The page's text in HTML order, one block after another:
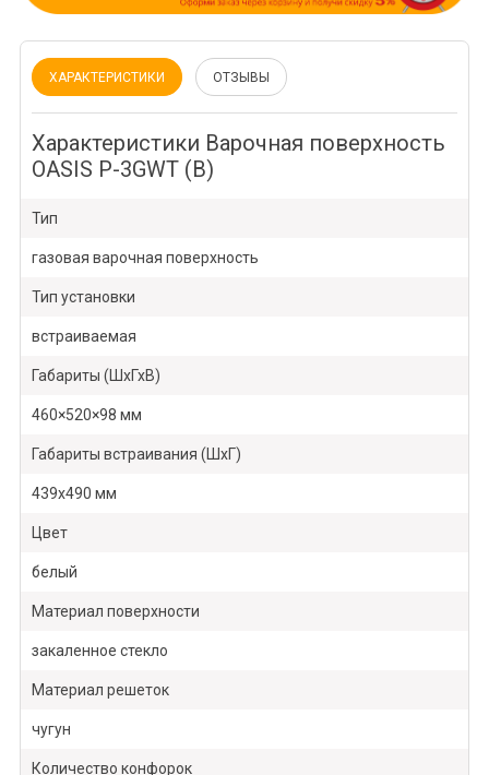
ХАРАКТЕРИСТИКИ ОТЗЫВЫ
Характеристики Варочная поверхность
OASIS P-3GWT (B)
Тип
газовая варочная поверхность
Тип установки
встраиваемая
Габариты (ШхГхВ)
460×520×98 мм
Габариты встраивания (ШхГ)
439х490 мм
Цвет
белый
Материал поверхности
закаленное стекло
Материал решеток
чугун
Количество конфорок